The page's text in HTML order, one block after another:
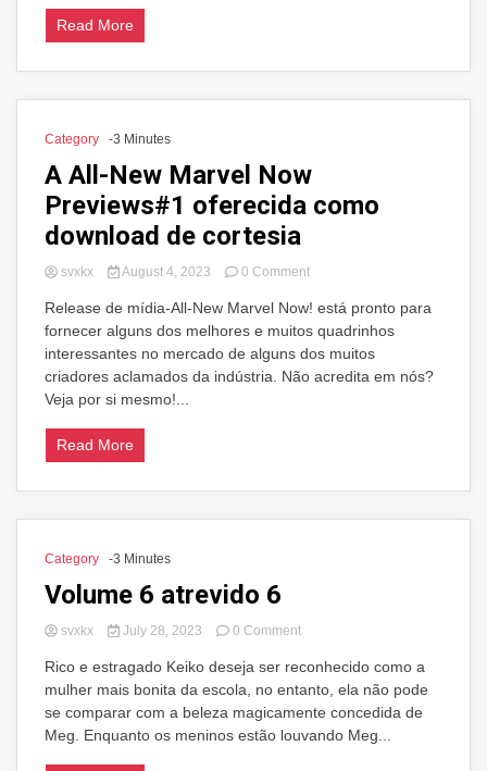
Read More
Category -3 Minutes
A All-New Marvel Now
Previews#1 oferecida como
download de cortesia
svxkx August 4, 2023 0 Commenton
All-
New
Marvel
Release de mídia-All-New Marvel Now! está pronto para
fornecer alguns dos melhores e muitos quadrinhos
interessantes no mercado de alguns dos muitos
criadores aclamados da indústria. Não acredita em nós?
Veja por si mesmo!...
Read More
Category -3 Minutes
Volume 6 atrevido 6
svxkx July 28, 2023 0 Commenton
6
atrevido
6
Rico e estragado Keiko deseja ser reconhecido como a
mulher mais bonita da escola, no entanto, ela não pode
se comparar com a beleza magicamente concedida de
Meg. Enquanto os meninos estão louvando Meg...